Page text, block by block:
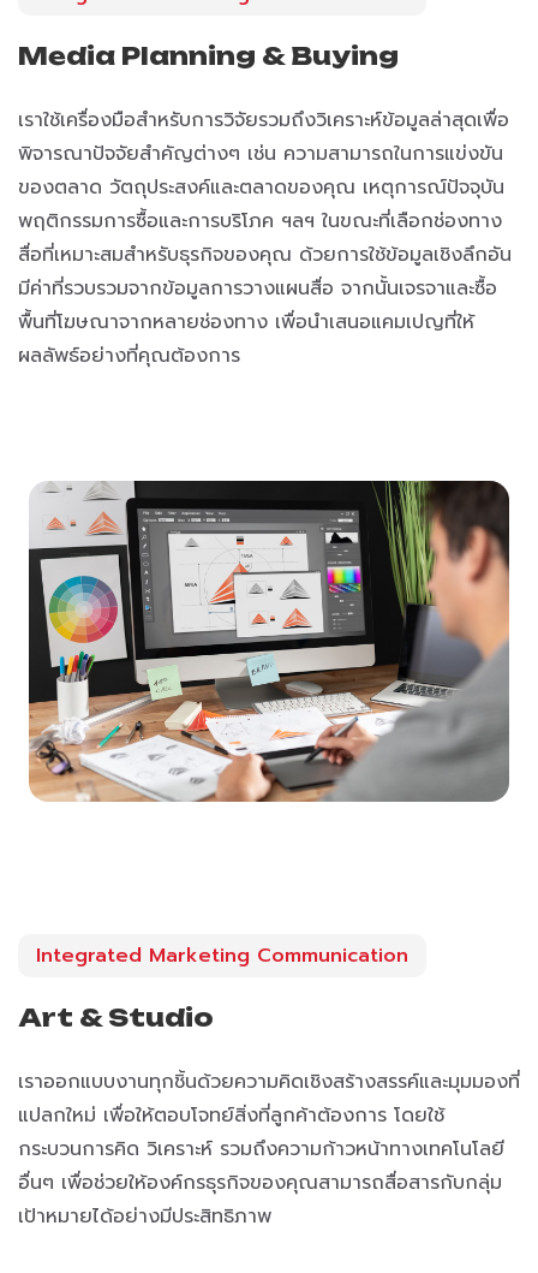
Media Planning & Buying
เราใช้เครื่องมือสำหรับการวิจัยรวมถึงวิเคราะห์ข้อมูลล่าสุดเพื่อ
พิจารณาปัจจัยสำคัญต่างๆ เช่น ความสามารถในการแข่งขัน
ของตลาด วัตถุประสงค์และตลาดของคุณ เหตุการณ์ปัจจุบัน
พฤติกรรมการซื้อและการบริโภค ฯลฯ ในขณะที่เลือกช่องทาง
สื่อที่เหมาะสมสำหรับธุรกิจของคุณ ด้วยการใช้ข้อมูลเชิงลึกอัน
มีค่าที่รวบรวมจากข้อมูลการวางแผนสื่อ จากนั้นเจรจาและซื้อ
พื้นที่โฆษณาจากหลายช่องทาง เพื่อนำเสนอแคมเปญที่ให้
ผลลัพธ์อย่างที่คุณต้องการ
Integrated Marketing Communication
Art & Studio
เราออกแบบงานทุกชิ้นด้วยความคิดเชิงสร้างสรรค์และมุมมองที่
แปลกใหม่ เพื่อให้ตอบโจทย์สิ่งที่ลูกค้าต้องการ โดยใช้
กระบวนการคิด วิเคราะห์ รวมถึงความก้าวหน้าทางเทคโนโลยี
อื่นๆ เพื่อช่วยให้องค์กรธุรกิจของคุณสามารถสื่อสารกับกลุ่ม
เป้าหมายได้อย่างมีประสิทธิภาพ